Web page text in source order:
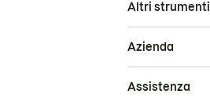
Altri strumenti
Azienda
Assistenza